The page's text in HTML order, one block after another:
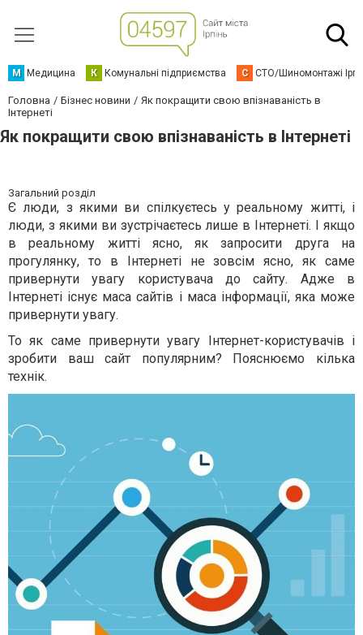
М Медицина К Комунальні підприємства С СТО/Шиномонтажі
Головна Бізнес новини
Як покращити свою впізнаваність в
Інтернеті
Як покращити свою впізнаваність в Інтернеті
Загальний розділ
Є люди, з якими ви спілкуєтесь у реальному житті, і
люди, з якими ви зустрічаєтесь лише в Інтернеті. І якщо
в реальному житті ясно, як запросити друга на
прогулянку, то в Інтернеті не зовсім ясно, як саме
привернути увагу користувача до сайту. Адже в
Інтернеті існує маса сайтів і маса інформації, яка може
привернути увагу.
То як саме привернути увагу Інтернет-користувачів і
зробити ваш сайт популярним? Пояснюємо кілька
технік.